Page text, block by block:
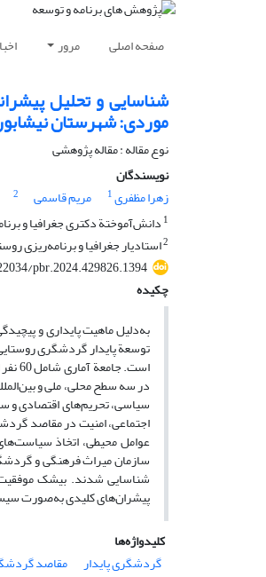
صفحه اصلی مرور
شناسایی و تحلیل
موردی: شهرستان
نوع مقاله : مقاله پژوهشی
نویسندگان
زهرا مظفری1 مریم قاسمی
2
1 دانش‏‌آموختة دکتری جغرافیا و
2استادیار جغرافیا و برنامه‏‌ریزی
pbr.2024.429826.1394
چکیده
به‌‏دلیل ماهیت پایداری و
توسعة پایدار گردشگری
شناسایی شدند. بی‏شک موفقیت
پیشران‌‏های کلیدی به‏‌صورت
کلیدواژه‌ها
گردشگری پایدار
مقاصد